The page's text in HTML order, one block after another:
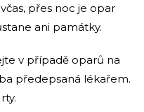
přes noc je opar
ani památky.
v případě oparů na
předepsaná lékařem.